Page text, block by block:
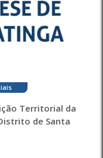
Territorial da
de Santa